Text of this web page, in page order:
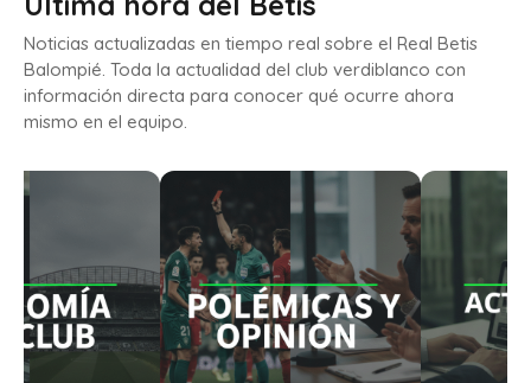
Noticias actualizadas en tiempo real sobre el Real Betis
Balompié. Toda la actualidad del club verdiblanco con
información directa para conocer qué ocurre ahora
mismo en el equipo.